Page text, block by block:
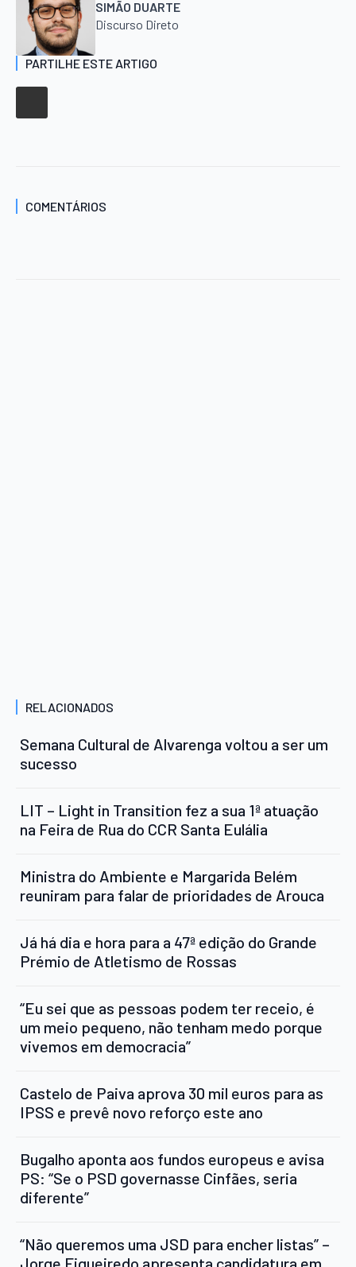
SIMÃO DUARTE
Discurso Direto
PARTILHE ESTE ARTIGO
COMENTÁRIOS
RELACIONADOS
Semana Cultural de Alvarenga voltou a ser um
sucesso
LIT – Light in Transition fez a sua 1ª atuação
na Feira de Rua do CCR Santa Eulália
Ministra do Ambiente e Margarida Belém
reuniram para falar de prioridades de Arouca
Já há dia e hora para a 47ª edição do Grande
Prémio de Atletismo de Rossas
“Eu sei que as pessoas podem ter receio, é
um meio pequeno, não tenham medo porque
vivemos em democracia”
Castelo de Paiva aprova 30 mil euros para as
IPSS e prevê novo reforço este ano
Bugalho aponta aos fundos europeus e avisa
PS: “Se o PSD governasse Cinfães, seria
diferente”
“Não queremos uma JSD para encher listas” –
Jorge Figueiredo apresenta candidatura em